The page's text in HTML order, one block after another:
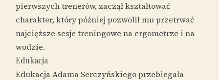
pierwszych trenerów, zaczął kształtować
charakter, który później pozwolił mu przetrwać
najcięższe sesje treningowe na ergometrze i na
wodzie.
Edukacja
Edukacja Adama Serczyńskiego przebiegała